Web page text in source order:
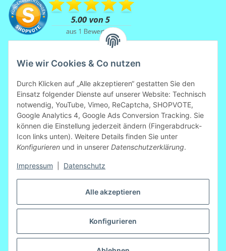
Alle akzeptieren
Konfigurieren
Wie wir Cookies & Co nutzen
Durch Klicken auf „Alle akzeptieren“ gestatten Sie den
Einsatz folgender Dienste auf unserer Website: Technisch
notwendig, YouTube, Vimeo, ReCaptcha, SHOPVOTE,
Google Analytics 4, Google Ads Conversion Tracking. Sie
können die Einstellung jederzeit ändern (Fingerabdruck-
Icon links unten). Weitere Details finden Sie unter
Konfigurieren und in unserer Datenschutzerklärung.
Impressum Datenschutz
Mitglied der Initiative "Fairness im
Handel".
Informationen zur Initiative:
https://www.fairness-im-handel.de
Vertrag widerrufen